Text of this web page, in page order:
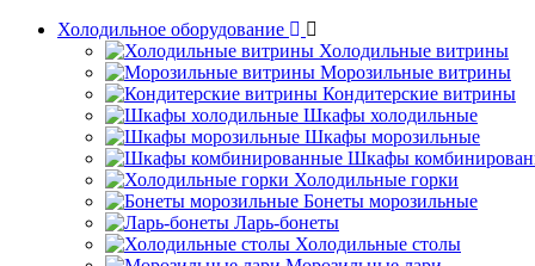
Холодильное оборудование
Холодильные витрины
Морозильные витрины
Кондитерские витрины
Шкафы холодильные
Шкафы морозильные
Шкафы
Холодильные горки
Бонеты морозильные
Ларь-бонеты
Холодильные столы